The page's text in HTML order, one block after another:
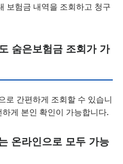
보험금 내역을 조회하고 청구
숨은보험금 조회가 가
로 간편하게 조회할 수 있습니
게 본인 확인이 가능합니다.
온라인으로 모두 가능